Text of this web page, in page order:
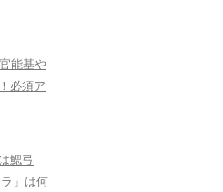
能基や
必須ア
鰓弓
」は何